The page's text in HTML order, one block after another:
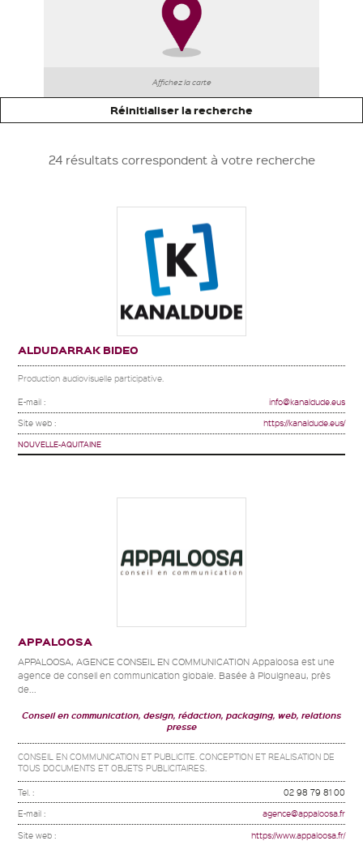
Affichez la carte
Réinitialiser la recherche
24 résultats correspondent à votre recherche
ALDUDARRAK BIDEO
Production audiovisuelle participative.
E-mail : info@kanaldude.eus
Site web : https://kanaldude.eus/
NOUVELLE-AQUITAINE
APPALOOSA
APPALOOSA, AGENCE CONSEIL EN COMMUNICATION Appaloosa est une
agence de conseil en communication globale. Basée à Plouigneau, près
de...
Conseil en communication, design, rédaction, packaging, web, relations
presse
CONSEIL EN COMMUNICATION ET PUBLICITE. CONCEPTION ET REALISATION DE
TOUS DOCUMENTS ET OBJETS PUBLICITAIRES.
Tel. : 02 98 79 81 00
E-mail : agence@appaloosa.fr
Site web : https://www.appaloosa.fr/